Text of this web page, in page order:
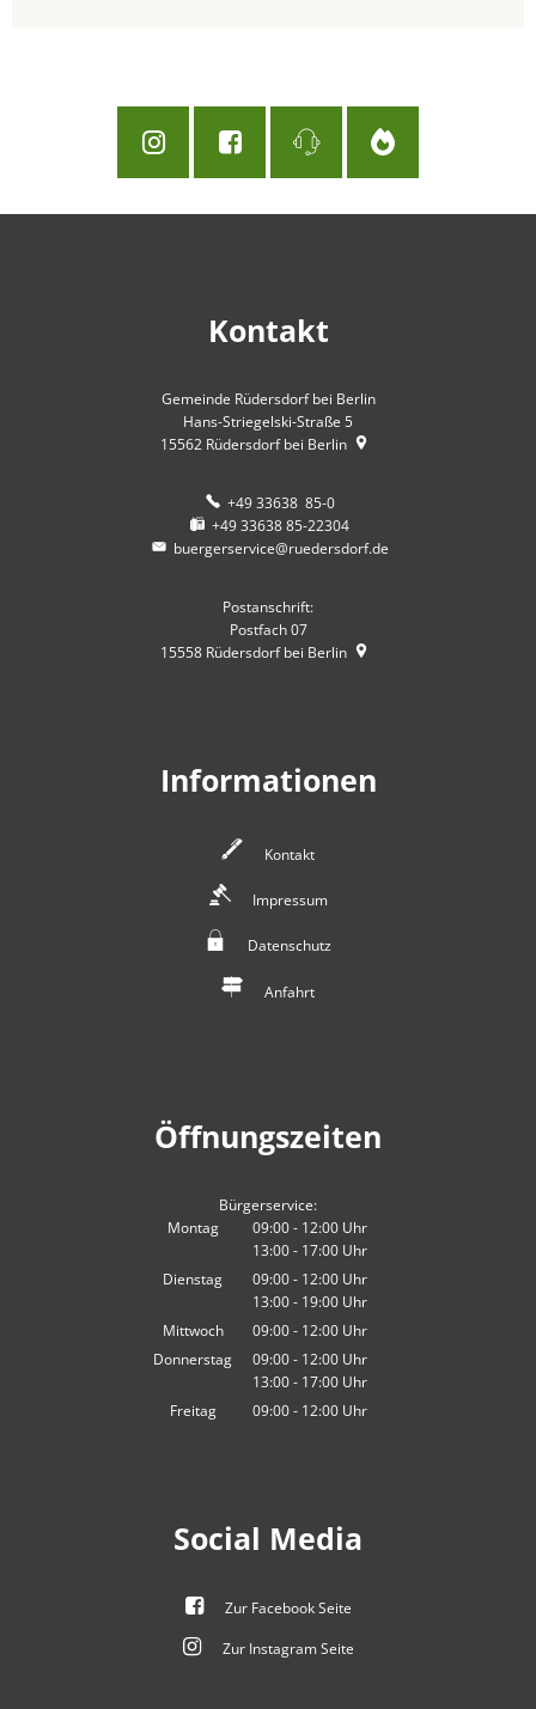
Kontakt
Gemeinde Rüdersdorf bei Berlin
Hans-Striegelski-Straße 5
15562 Rüdersdorf bei Berlin
+49 33638 85-0
+49 33638 85-22304
buergerservice@ruedersdorf.de
Postanschrift:
Postfach 07
15558 Rüdersdorf bei Berlin
Informationen
Kontakt
Impressum
Datenschutz
Anfahrt
Öffnungszeiten
Bürgerservice:
Montag
09:00- 12:00 Uhr
Von 09:00 bis 12:00 Uhr
13:00- 17:00 Uhr
Von 13:00 bis 17:00 Uhr
Dienstag 09:00- 12:00 Uhr
Von 09:00 bis 12:00 Uhr
13:00- 19:00 Uhr
Von 13:00 bis 19:00 Uhr
Mittwoch 09:00- 12:00 Uhr
Von 09:00 bis 12:00 Uhr
Donnerstag 09:00- 12:00 Uhr
Von 09:00 bis 12:00 Uhr
13:00- 17:00 Uhr
Von 13:00 bis 17:00 Uhr
Freitag 09:00- 12:00 Uhr
Social Media
Zur Facebook Seite
Zur Instagram Seite